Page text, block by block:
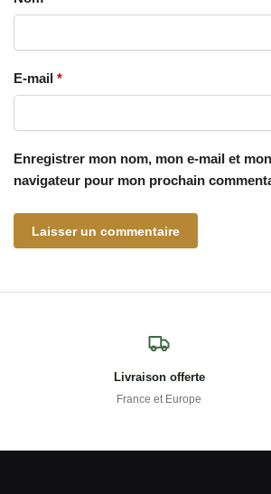
E-mail *
Enregistrer mon nom, mon e-mail et
navigateur pour mon prochain
Livraison offerte
France et Europe